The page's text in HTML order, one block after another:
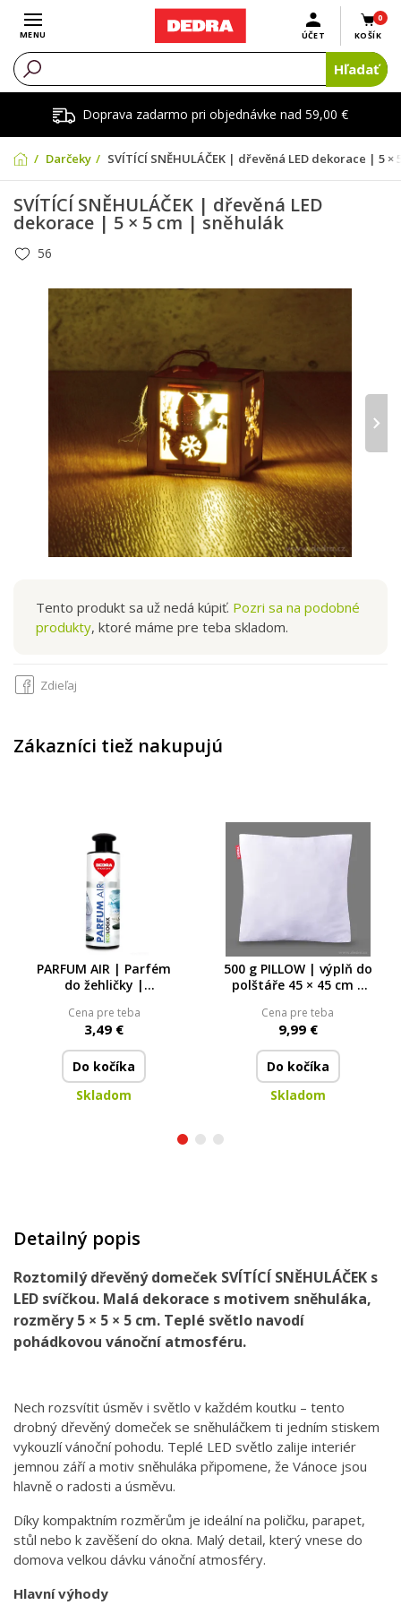
Doprava zadarmo pri objednávke nad 59,00 €
Otvoriť menu
MENU
0
KOŠÍK
ÚČET
Hľadať
Darčeky SVÍTÍCÍ SNĚHULÁČEK | dřevěná LED dekorace | 5
SVÍTÍCÍ SNĚHULÁČEK | dřevěná LED
dekorace | 5 × 5 cm | sněhulák
56
›
Tento produkt sa už nedá kúpiť. Pozri sa na podobné
produkty, ktoré máme pre teba skladom.
Zdieľaj
Zákazníci tiež nakupujú
PARFUM AIR | Parfém
do žehličky |
1200 ml
Cena pre teba
3,49 €
Do kočíka
Skladom
500 g PILLOW | výplň do
polštáře 45 × 45 cm |
kuličkového dutého
vlákna
Cena pre teba
9,99 €
Do kočíka
Skladom
Detailný popis
Roztomilý dřevěný domeček SVÍTÍCÍ SNĚHULÁČEK s
LED svíčkou. Malá dekorace s motivem sněhuláka,
rozměry 5 × 5 × 5 cm. Teplé světlo navodí
pohádkovou vánoční atmosféru.
Nech rozsvítit úsměv i světlo v každém koutku – tento
drobný dřevěný domeček se sněhuláčkem ti jedním stiskem
vykouzlí vánoční pohodu. Teplé LED světlo zalije interiér
jemnou září a motiv sněhuláka připomene, že Vánoce jsou
hlavně o radosti a úsměvu.
Díky kompaktním rozměrům je ideální na poličku, parapet,
stůl nebo k zavěšení do okna. Malý detail, který vnese do
domova velkou dávku vánoční atmosféry.
Hlavní výhody